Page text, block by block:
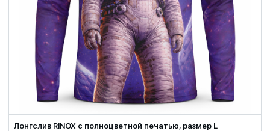
Лонгслив RINOX с полноцветной печатью, размер L